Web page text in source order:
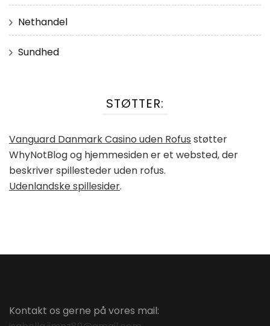
Nethandel
Sundhed
STØTTER:
Vanguard Danmark Casino uden Rofus støtter
WhyNotBlog og hjemmesiden er et websted, der
beskriver spillesteder uden rofus.
Udenlandske spillesider.
Kontakt os gerne på vores mail: